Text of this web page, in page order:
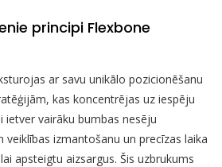
principi Flexbone
ar savu unikālo pozicionēšanu
kas koncentrējas uz iespēju
ietver vairāku bumbas nesēju
izmantošanu un precīzas laika
apsteigtu aizsargus. Šis uzbrukums